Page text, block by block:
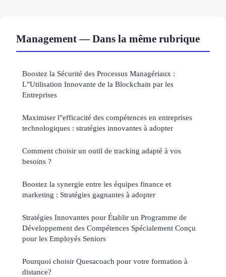
Management — Dans la même rubrique
Boostez la Sécurité des Processus Managériaux :
L"Utilisation Innovante de la Blockchain par les
Entreprises
Maximiser l"efficacité des compétences en entreprises
technologiques : stratégies innovantes à adopter
Comment choisir un outil de tracking adapté à vos
besoins ?
Boostez la synergie entre les équipes finance et
marketing : Stratégies gagnantes à adopter
Stratégies Innovantes pour Établir un Programme de
Développement des Compétences Spécialement Conçu
pour les Employés Seniors
Pourquoi choisir Quesacoach pour votre formation à
distance?